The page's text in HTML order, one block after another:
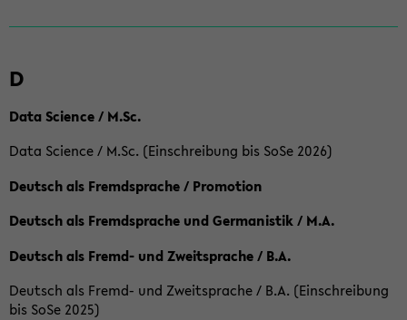
D
Data Science / M.Sc.
Data Science / M.Sc. (Einschreibung bis SoSe 2026)
Deutsch als Fremdsprache / Promotion
Deutsch als Fremdsprache und Germanistik / M.A.
Deutsch als Fremd- und Zweitsprache / B.A.
Deutsch als Fremd- und Zweitsprache / B.A. (Einschreibung
bis SoSe 2025)